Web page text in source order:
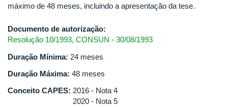
máximo de 48 meses, incluindo a apresentação da tese.
Documento de autorização:
Resolução 10/1993, CONSUN - 30/08/1993
Duração Mínima: 24 meses
Duração Máxima: 48 meses
Conceito CAPES: 2016 - Nota 4
2020 - Nota 5